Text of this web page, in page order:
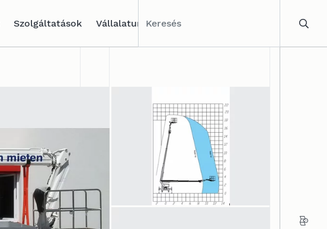
Szolgáltatások Vállalatunk